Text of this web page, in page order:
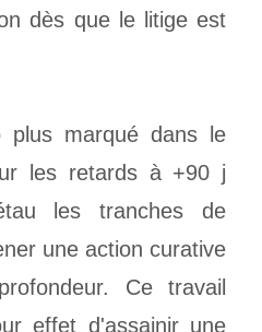
dès que le litige est
plus marqué dans le
les retards à +90 j
les tranches de
une action curative
Ce travail
effet d'assainir une